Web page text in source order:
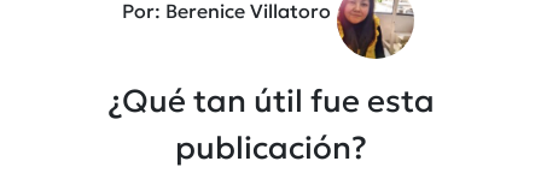
Por: Berenice Villatoro
¿Qué tan útil fue esta
publicación?